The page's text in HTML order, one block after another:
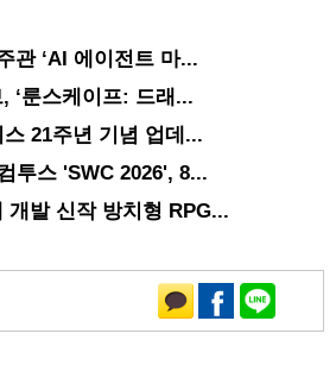
관 ‘AI 에이전트 마...
‘룬스케이프: 드래...
21주년 기념 업데...
투스 'SWC 2026', 8...
개발 신작 방치형 RPG...